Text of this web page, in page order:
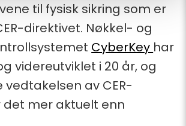
til fysisk sikring som er
direktivet. Nøkkel- og
CyberKey har
videreutviklet i 20 år, og
av CER-
det mer aktuelt enn